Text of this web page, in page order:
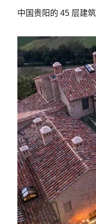
中国贵阳的 45 层建筑